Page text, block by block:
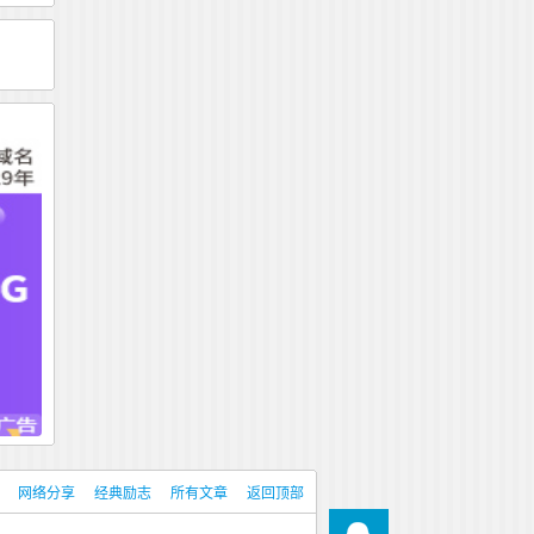
网络分享 经典励志 所有文章 返回顶部